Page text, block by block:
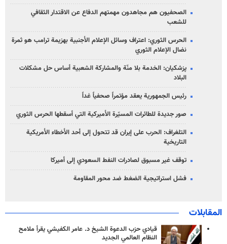
الصحفيون هم مجاهدون مهمتهم الدفاع عن الاقتدار الثقافي
للشعب
الحرس الثوري: اعتراف وسائل الإعلام الأجنبية بهزيمة ترامب هو ثمرة
نضال الإعلام الثوري
پزشکیان: الخدمة بلا منّة والمشاركة الشعبية أساس حل مشكلات
البلاد
رئيس الجمهورية يعقد مؤتمراً صحفياً غداً
صور جديدة للطائرات المسيّرة الأميركية التي أسقطها الحرس الثوري
التلغراف: الحرب على إيران قد تتحول إلى أحد الأخطاء الأمريكية
التاريخية
توقف غير مسبوق لصادرات النفط السعودي إلى أميركا
فشل استراتيجية الضغط ضد محور المقاومة
المقابلات
قيادي حزب الدعوة الشيخ د. عامر الكفيشي يقرأ ملامح
النظام العالمي الجديد